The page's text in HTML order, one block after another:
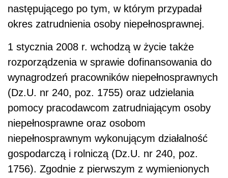
następującego po tym, w którym przypadał
okres zatrudnienia osoby niepełnosprawnej.
1 stycznia 2008 r. wchodzą w życie także
rozporządzenia w sprawie dofinansowania do
wynagrodzeń pracowników niepełnosprawnych
(Dz.U. nr 240, poz. 1755) oraz udzielania
pomocy pracodawcom zatrudniającym osoby
niepełnosprawne oraz osobom
niepełnosprawnym wykonującym działalność
gospodarczą i rolniczą (Dz.U. nr 240, poz.
1756). Zgodnie z pierwszym z wymienionych